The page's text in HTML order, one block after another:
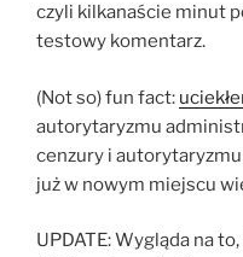
czyli kilkanaście minut
testowy komentarz.
(Not so) fun fact:
autorytaryzmu
cenzury i
już w nowym miejscu
UPDATE: Wygląda na